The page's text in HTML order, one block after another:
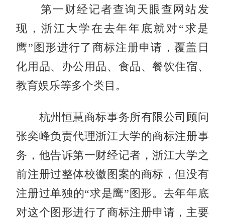
第一财经记者查询天眼查网站发
现，浙江大学在去年年底就对“求是
鹰”图形进行了商标注册申请，覆盖日
化用品、办公用品、食品、餐饮住宿、
教育娱乐等多个类目。
杭州恒慧商标事务所有限公司顾问
张奕峰负责代理浙江大学的商标注册事
务，他告诉第一财经记者，浙江大学之
前注册过整体校徽图案的商标，但没有
注册过单独的“求是鹰”图形。去年年底
对这个图形进行了商标注册申请，主要